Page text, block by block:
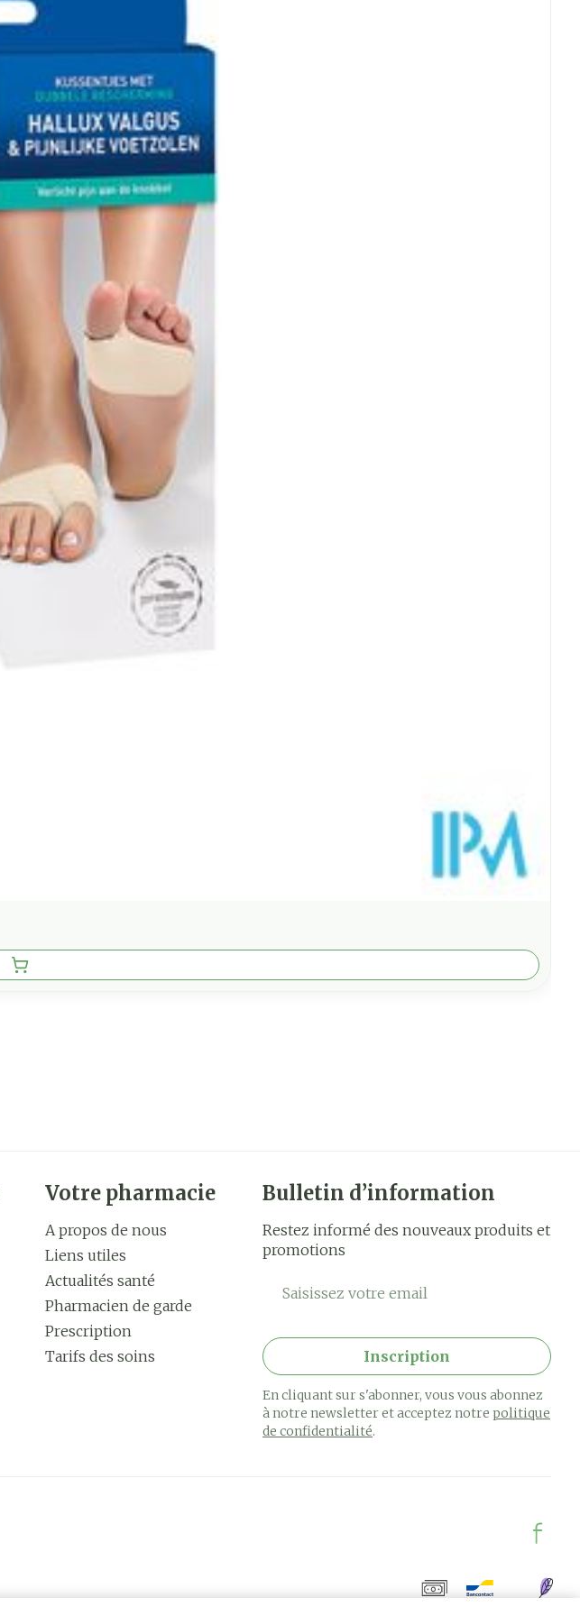
Votre pharmacie
A propos de nous
Liens utiles
Actualités santé
Pharmacien de garde
Prescription
Tarifs des soins
Bulletin d’information
Restez informé des nouveaux produits et
promotions
Adresse mail
Inscription
En cliquant sur s'abonner, vous vous abonnez
à notre newsletter et acceptez notrepolitique
de confidentialité.